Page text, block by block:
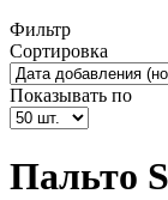
Фильтр
Сортировка
Показывать по
Пальто